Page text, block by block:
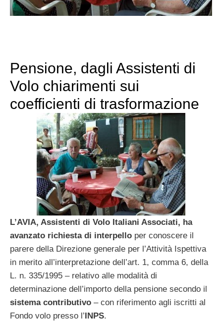
Pensione, dagli Assistenti di
Volo chiarimenti sui
coefficienti di trasformazione
L’AVIA, Assistenti di Volo Italiani Associati, ha
avanzato richiesta di interpello per conoscere il
parere della Direzione generale per l’Attività Ispettiva
in merito all’interpretazione dell’art. 1, comma 6, della
L. n. 335/1995 – relativo alle modalità di
determinazione dell’importo della pensione secondo il
sistema contributivo – con riferimento agli iscritti al
Fondo volo presso l’INPS.